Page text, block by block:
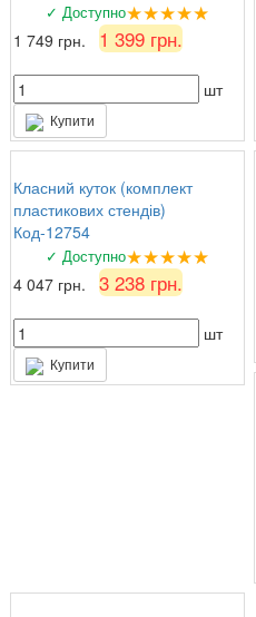
✓ Доступно★★★★★
1 749 грн. 1 399 грн.
шт
Купити
Класний куток (комплект
пластикових стендів)
Код-12754
✓ Доступно★★★★★
4 047 грн. 3 238 грн.
шт
Купити